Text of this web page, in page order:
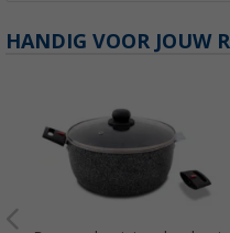
HANDIG VOOR JOUW